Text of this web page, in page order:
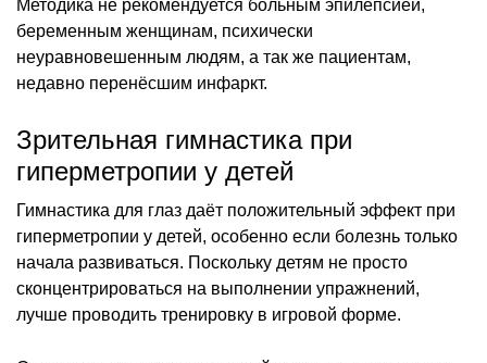
Методика не рекомендуется больным эпилепсией,
беременным женщинам, психически
неуравновешенным людям, а так же пациентам,
недавно перенёсшим инфаркт.
Зрительная гимнастика при
гиперметропии у детей
Гимнастика для глаз даёт положительный эффект при
гиперметропии у детей, особенно если болезнь только
начала развиваться. Поскольку детям не просто
сконцентрироваться на выполнении упражнений,
лучше проводить тренировку в игровой форме.